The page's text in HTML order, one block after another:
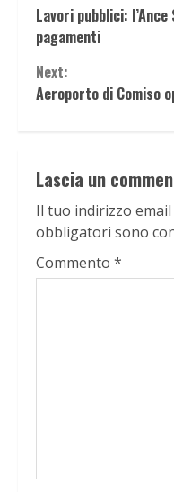
Reading
Lavori pubblici:
pagamenti
Next:
Aeroporto di Comiso
Lascia un
Il tuo indirizzo
obbligatori sono
Commento *